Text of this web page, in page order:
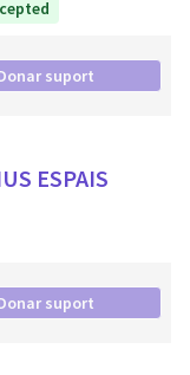
suport
ESPAIS
suport